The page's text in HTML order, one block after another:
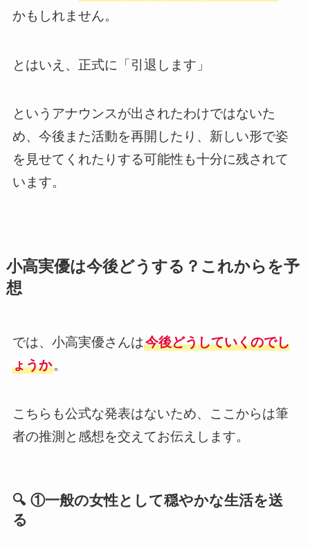
かもしれません。
とはいえ、正式に「引退します」
というアナウンスが出されたわけではないた
め、今後また活動を再開したり、新しい形で姿
を見せてくれたりする可能性も十分に残されて
います。
小高実優は今後どうする？これからを予
想
では、小高実優さんは今後どうしていくのでし
ょうか。
こちらも公式な発表はないため、ここからは筆
者の推測と感想を交えてお伝えします。
🔍 ①一般の女性として穏やかな生活を送
る